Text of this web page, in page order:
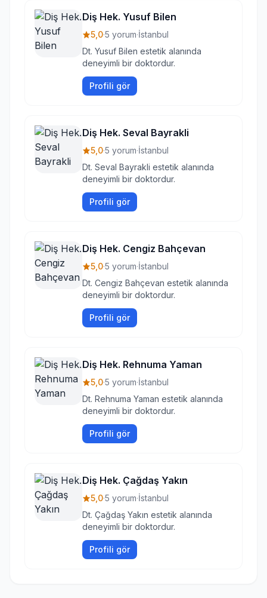
Diş Hek. Yusuf Bilen
5,0·5 yorum·İstanbul
Dt. Yusuf Bilen estetik alanında
deneyimli bir doktordur.
Profili gör
Diş Hek. Seval Bayrakli
5,0·5 yorum·İstanbul
Dt. Seval Bayrakli estetik alanında
deneyimli bir doktordur.
Profili gör
Diş Hek. Cengiz Bahçevan
5,0·5 yorum·İstanbul
Dt. Cengiz Bahçevan estetik alanında
deneyimli bir doktordur.
Profili gör
Diş Hek. Rehnuma Yaman
5,0·5 yorum·İstanbul
Dt. Rehnuma Yaman estetik alanında
deneyimli bir doktordur.
Profili gör
Diş Hek. Çağdaş Yakın
5,0·5 yorum·İstanbul
Dt. Çağdaş Yakın estetik alanında
deneyimli bir doktordur.
Profili gör